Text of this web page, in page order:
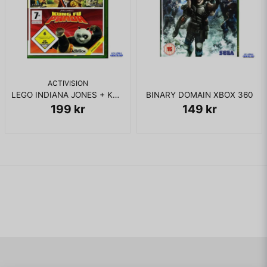
ACTIVISION
LEGO INDIANA JONES + KUNG FU PANDA XBOX 360
199 kr
BINARY DOMAIN XBOX 360
149 kr
KOMPLETT I BOX